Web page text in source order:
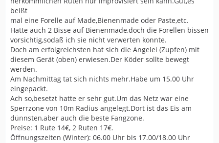
beißt
mal eine Forelle auf Made,Bienenmade oder Paste,etc.
Hatte auch 2 Bisse auf Bienenmade,doch die Forellen bissen
vorsichtig,sodaß ich sie nicht verwerten konnte.
Doch am erfolgreichsten hat sich die Angelei (Zupfen) mit
diesem Gerät (oben) erwiesen.Der Köder sollte bewegt
werden.
Am Nachmittag tat sich nichts mehr.Habe um 15.00 Uhr
eingepackt.
Ach so,besetzt hatte er sehr gut.Um das Netz war eine
Sperrzone von 10m Radius angelegt.Dort ist das Eis am
dünnsten,aber auch die beste Fangzone.
Preise: 1 Rute 14€, 2 Ruten 17€.
Öffnungszeiten (Winter): 06.00 Uhr bis 17.00/18.00 Uhr